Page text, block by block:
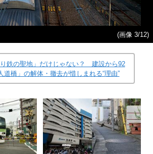
(画像 3/12)
り鉄の聖地」だけじゃない？ 建設から92
橋」の解体・撤去が惜しまれる“理由”